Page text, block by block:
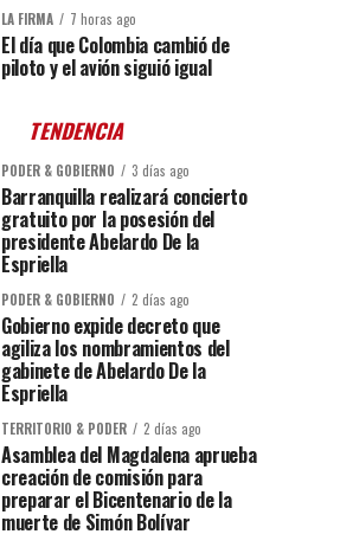
LA FIRMA 7 horas ago
El día que Colombia cambió de
piloto y el avión siguió igual
TENDENCIA
PODER & GOBIERNO 3 días ago
Barranquilla realizará concierto
gratuito por la posesión del
presidente Abelardo De la
Espriella
PODER & GOBIERNO 2 días ago
Gobierno expide decreto que
agiliza los nombramientos del
gabinete de Abelardo De la
Espriella
TERRITORIO & PODER 2 días ago
Asamblea del Magdalena aprueba
creación de comisión para
preparar el Bicentenario de la
muerte de Simón Bolívar